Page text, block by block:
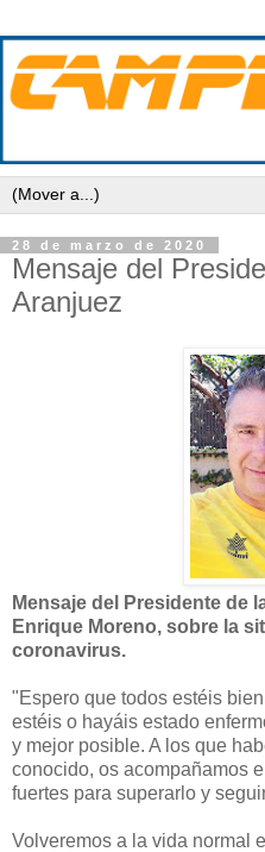
28 de marzo de 2020
Mensaje del
Aranjuez
Mensaje del Presidente de
Enrique Moreno, sobre la
coronavirus.
"Espero que todos estéis
estéis o hayáis estado
y mejor posible. A los que
conocido, os acompañamos
fuertes para superarlo y
Volveremos a la vida normal